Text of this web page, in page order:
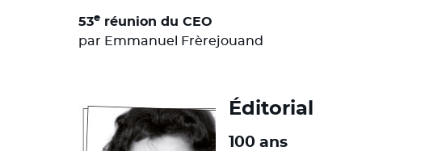
53e réunion du CEO
par Emmanuel Frèrejouand
Éditorial
100 ans